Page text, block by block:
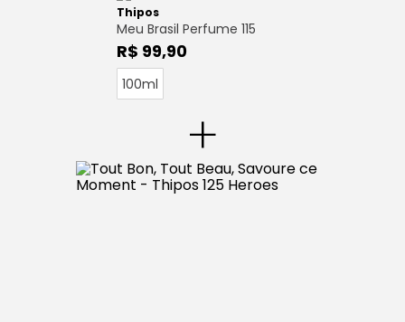
Thipos
Meu Brasil Perfume 115
R$ 99,90
100ml
+